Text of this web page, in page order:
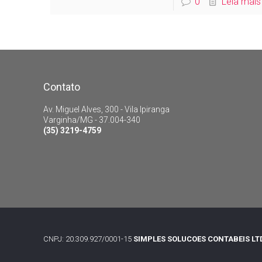
Contato
Av. Miguel Alves, 300 - Vila Ipiranga
Varginha/MG - 37.004-340
(35) 3219-4759
CNPJ: 20.309.927/0001-15 SIMPLES SOLUCOES CONTABEIS